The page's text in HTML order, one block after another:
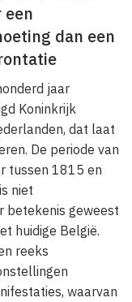
een
dan een
jaar
Koninkrijk
dat laat
De periode van
tussen 1815 en
niet
betekenis geweest
huidige België.
reeks
waarvan